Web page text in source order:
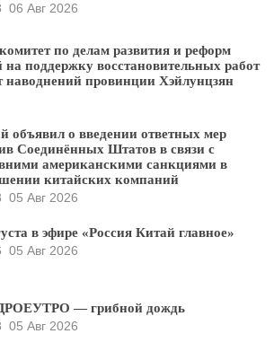
06 Авг 2026
по делам развития и реформ
поддержку восстановительных работ
наводнений провинции Хэйлунцзян
объявил о введении ответных мер
Соединённых Штатов в связи с
американскими санкциями в
китайских компаний
05 Авг 2026
в эфире «Россия Китай главное»
05 Авг 2026
— грибной дождь
05 Авг 2026